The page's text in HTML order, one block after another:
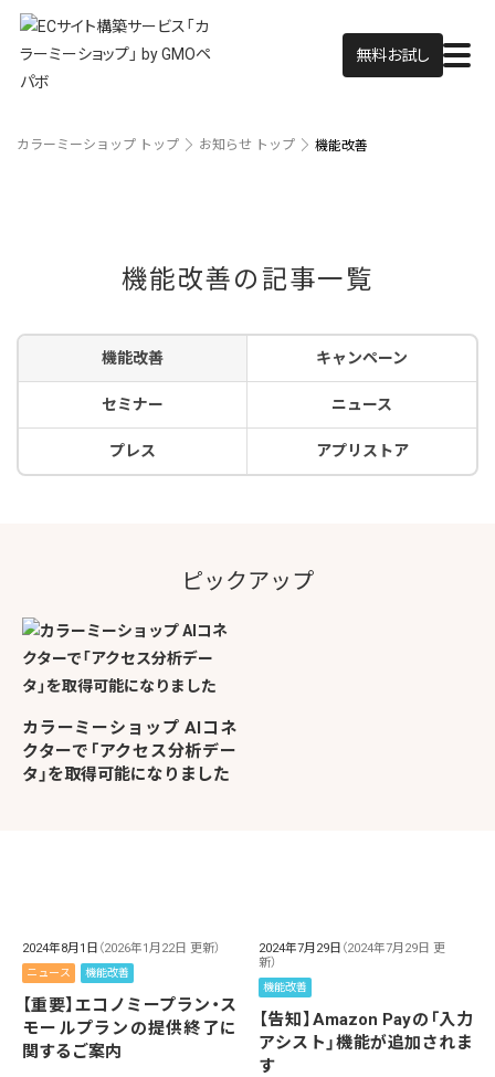
無料お試し
カラーミーショップ トップ お知らせ トップ 機能改善
機能改善の記事一覧
機能改善 キャンペーン
セミナー ニュース
プレス アプリストア
ピックアップ
カラーミーショップ AIコネ
クターで「アクセス分析デー
タ」を取得可能になりました
2024年8月1日 （2026年1月22日 更新）
ニュース 機能改善
【重要】エコノミープラン・ス
モールプランの提供終了に
関するご案内
2024年7月29日 （2024年7月29日 更
新）
機能改善
【告知】Amazon Payの「入力
アシスト」機能が追加されま
す